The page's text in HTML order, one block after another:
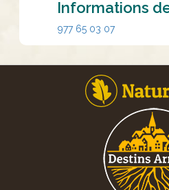
Informations
977 65 03 07